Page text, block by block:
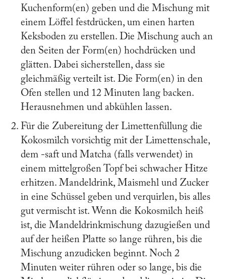
Kuchenform(en) geben und die Mischung mit
einem Löffel festdrücken, um einen harten
Keksboden zu erstellen. Die Mischung auch an
den Seiten der Form(en) hochdrücken und
glätten. Dabei sicherstellen, dass sie
gleichmäßig verteilt ist. Die Form(en) in den
Ofen stellen und 12 Minuten lang backen.
Herausnehmen und abkühlen lassen.
Für die Zubereitung der Limettenfüllung die
Kokosmilch vorsichtig mit der Limettenschale,
dem -saft und Matcha (falls verwendet) in
einem mittelgroßen Topf bei schwacher Hitze
erhitzen. Mandeldrink, Maismehl und Zucker
in eine Schüssel geben und verquirlen, bis alles
gut vermischt ist. Wenn die Kokosmilch heiß
ist, die Mandeldrinkmischung dazugießen und
auf der heißen Platte so lange rühren, bis die
Mischung anzudicken beginnt. Noch 2
Minuten weiter rühren oder so lange, bis die